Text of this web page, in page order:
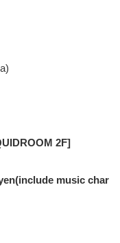
2F]
music char